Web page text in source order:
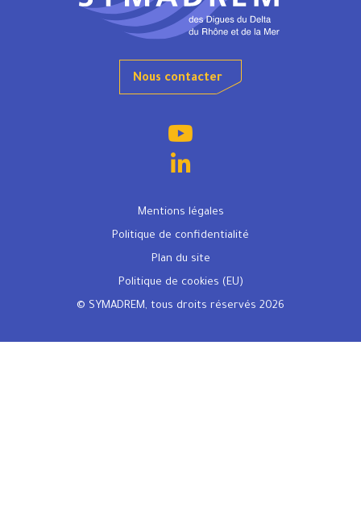
Nous contacter
Mentions légales
Politique de confidentialité
Plan du site
Politique de cookies (EU)
© SYMADREM, tous droits réservés 2026